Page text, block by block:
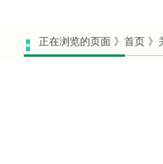
正在浏览的页面 》首页 》